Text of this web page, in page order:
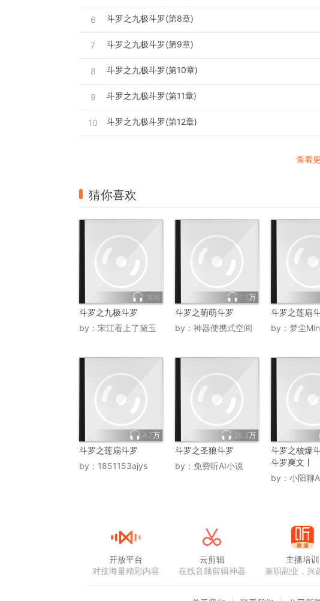
6 斗罗之九极斗罗(第8章)
7 斗罗之九极斗罗(第9章)
8 斗罗之九极斗罗(第10章)
9 斗罗之九极斗罗(第11章)
10 斗罗之九极斗罗(第12章)
查看
猜你喜欢
1916
斗罗之九极斗罗
by： 宋江看上了黛玉
1.3万
斗罗之萌萌斗罗
by： 神器便携式空间
斗罗之莲扇
by： 梦尘
4.7万
斗罗之莲扇斗罗
by： 1851153ajys
35.3万
斗罗之圣狼斗罗
by： 免费听AI小说
斗罗之核爆
斗罗爽文丨
by： 小阳聊
开放平台
对接海量精彩内容
云剪辑
在线音频剪辑神器
主播培训
兼职副业，兴